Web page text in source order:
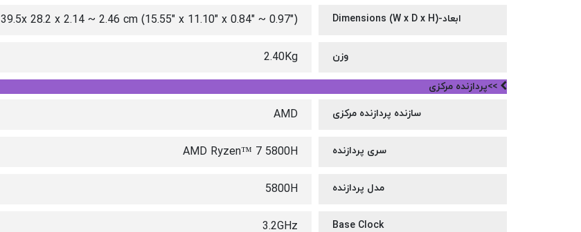
ابعاد-Dimensions (W x D x H) 39.5x 28.2 x 2.14 ~ 2.46 cm (15.55" x 11.10" x 0.84" ~ 0.97")
وزن 2.40Kg
>>پردازنده مرکزی
سازنده پردازنده مرکزی AMD
سری پردازنده AMD Ryzen™ 7 5800H
مدل پردازنده 5800H
Base Clock
3.2GHz